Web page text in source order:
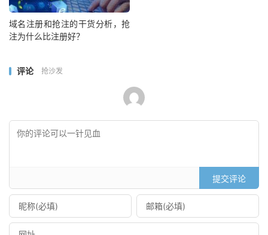
域名注册和抢注的干货分析，抢
注为什么比注册好？
评论 抢沙发
提交评论